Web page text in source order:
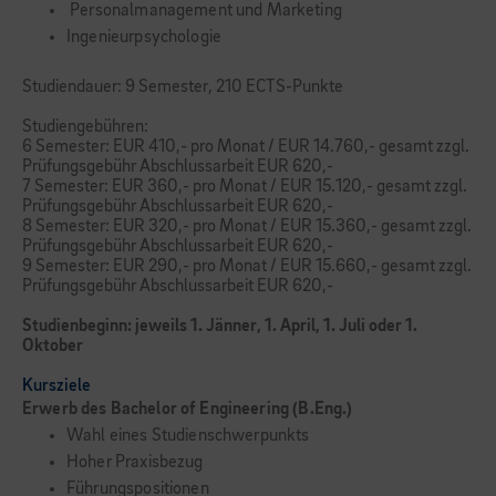
Personalmanagement und Marketing
Ingenieurpsychologie
Studiendauer: 9 Semester, 210 ECTS-Punkte
Studiengebühren:
6 Semester: EUR 410,- pro Monat / EUR 14.760,- gesamt zzgl.
Prüfungsgebühr Abschlussarbeit EUR 620,-
7 Semester: EUR 360,- pro Monat / EUR 15.120,- gesamt zzgl.
Prüfungsgebühr Abschlussarbeit EUR 620,-
8 Semester: EUR 320,- pro Monat / EUR 15.360,- gesamt zzgl.
Prüfungsgebühr Abschlussarbeit EUR 620,-
9 Semester: EUR 290,- pro Monat / EUR 15.660,- gesamt zzgl.
Prüfungsgebühr Abschlussarbeit EUR 620,-
Studienbeginn: jeweils 1. Jänner, 1. April, 1. Juli oder 1.
Oktober
Kursziele
Erwerb des Bachelor of Engineering (B.Eng.)
Wahl eines Studienschwerpunkts
Hoher Praxisbezug
Führungspositionen